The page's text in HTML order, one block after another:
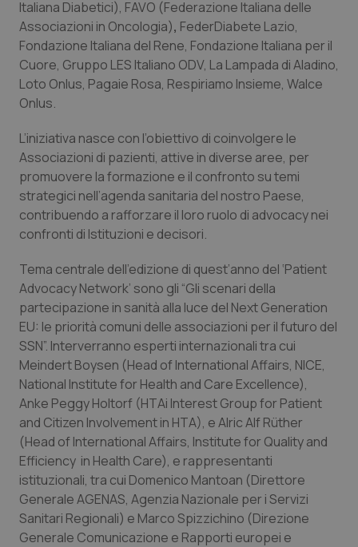
Valle D’Aosta
Veneto
Oncodermatologia
Oncoematologia
Psoriasi & pelle
Quotidiano Cardiologia
Quotidiano Oncologia
Quotidiano Pediatria
Rene & patologie urogenitali
Salute orale & impianti
Sangue & coagulazione
Tiroide
Tumore al seno
Italiana Diabetici), FAVO (Federazione Italiana delle
Associazioni in Oncologia), FederDiabete Lazio,
Fondazione Italiana del Rene, Fondazione Italiana per il
Cuore, Gruppo LES Italiano ODV, La Lampada di Aladino,
Loto Onlus, Pagaie Rosa, Respiriamo Insieme, Walce
Onlus.
L’iniziativa nasce con l’obiettivo di coinvolgere le
Associazioni di pazienti, attive in diverse aree, per
promuovere la formazione e il confronto su temi
strategici nell’agenda sanitaria del nostro Paese,
contribuendo a rafforzare il loro ruolo di advocacy nei
confronti di Istituzioni e decisori.
Tema centrale dell’edizione di quest’anno del ‘Patient
Advocacy Network’ sono gli “Gli scenari della
partecipazione in sanità alla luce del Next Generation
EU: le priorità comuni delle associazioni per il futuro del
SSN”. Interverranno esperti internazionali tra cui
Meindert Boysen (Head of International Affairs, NICE,
National Institute for Health and Care Excellence),
Anke Peggy Holtorf (HTAi Interest Group for Patient
and Citizen Involvement in HTA), e Alric Alf Rüther
(Head of International Affairs, Institute for Quality and
Efficiency in Health Care), e rappresentanti
istituzionali, tra cui Domenico Mantoan (Direttore
Generale AGENAS, Agenzia Nazionale per i Servizi
Sanitari Regionali) e Marco Spizzichino (Direzione
Generale Comunicazione e Rapporti europei e